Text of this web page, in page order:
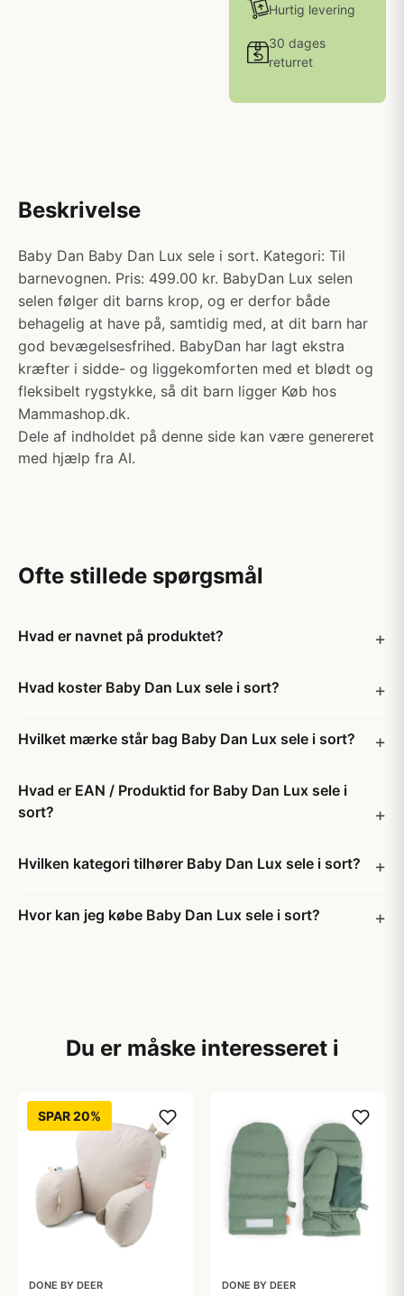
Hurtig levering
30 dages
returret
Beskrivelse
Baby Dan Baby Dan Lux sele i sort. Kategori: Til
barnevognen. Pris: 499.00 kr. BabyDan Lux selen
selen følger dit barns krop, og er derfor både
behagelig at have på, samtidig med, at dit barn har
god bevægelsesfrihed. BabyDan har lagt ekstra
kræfter i sidde- og liggekomforten med et blødt og
fleksibelt rygstykke, så dit barn ligger Køb hos
Mammashop.dk.
Dele af indholdet på denne side kan være genereret
med hjælp fra AI.
Ofte stillede spørgsmål
Hvad er navnet på produktet?
Hvad koster Baby Dan Lux sele i sort?
Hvilket mærke står bag Baby Dan Lux sele i sort?
Hvad er EAN / Produktid for Baby Dan Lux sele i
sort?
Hvilken kategori tilhører Baby Dan Lux sele i sort?
Hvor kan jeg købe Baby Dan Lux sele i sort?
Du er måske interesseret i
SPAR 20%
DONE BY DEER DONE BY DEER